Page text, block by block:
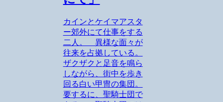
カインとケイマアスタ
ー郊外にて仕事をする
二人。 異様な面々が
往来を占拠している。
ザクザクと足音を鳴ら
しながら、街中を歩き
回る白い甲冑の集団。
要するに、聖騎士団で